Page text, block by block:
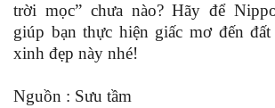
trời mọc” chưa nào? Hãy để
giúp bạn thực hiện giấc mơ đến
xinh đẹp này nhé!
Nguồn : Sưu tầm